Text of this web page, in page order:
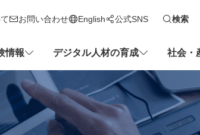
お問い合わせ English
新しいタブで開きます
公式SNS 検索
情報 デジタル人材の育成 社会・